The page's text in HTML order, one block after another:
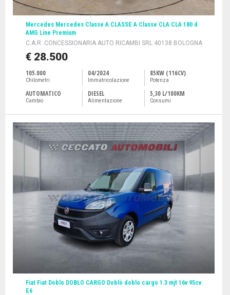
Mercedes Mercedes Classe A CLASSE A Classe CLA CLA 180 d
AMG Line Premium
C.A.R. CONCESSIONARIA AUTO RICAMBI SRL 40138 BOLOGNA
€ 28.500
105.000
Chilometri
04/2024
Immatricolazione
85KW (116CV)
Potenza
AUTOMATICO
Cambio
DIESEL
Alimentazione
5,30 L/100KM
Consumi
Fiat Fiat Doblo DOBLO CARGO Doblò doblo cargo 1.3 mjt 16v 95cv
E6